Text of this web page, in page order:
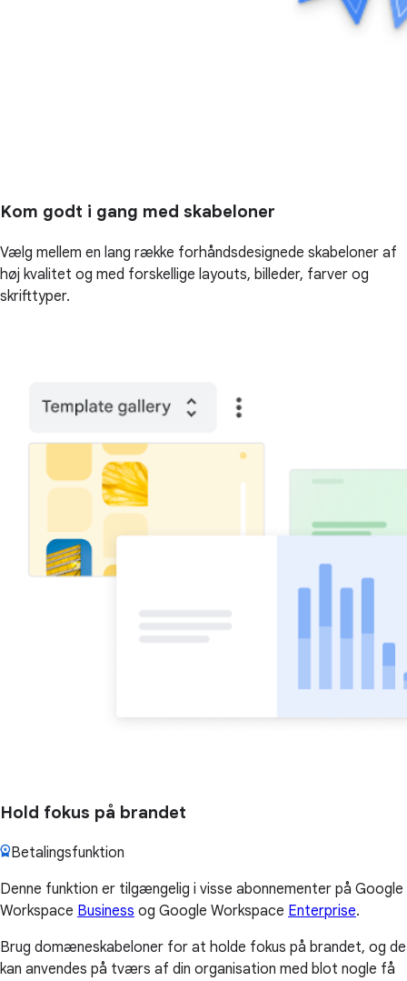
Kom godt i gang med skabeloner
Vælg mellem en lang række forhåndsdesignede skabeloner af
høj kvalitet og med forskellige layouts, billeder, farver og
skrifttyper.
Hold fokus på brandet
Betalingsfunktion
Denne funktion er tilgængelig i visse abonnementer på Google
Workspace Business og Google Workspace Enterprise.
Brug domæneskabeloner for at holde fokus på brandet, og de
kan anvendes på tværs af din organisation med blot nogle få